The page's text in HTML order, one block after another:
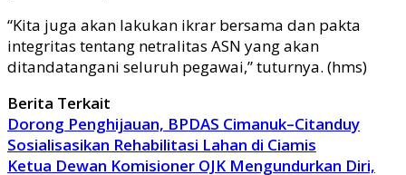
“Kita juga akan lakukan ikrar bersama dan pakta
integritas tentang netralitas ASN yang akan
ditandatangani seluruh pegawai,” tuturnya. (hms)
Berita Terkait
Dorong Penghijauan, BPDAS Cimanuk–Citanduy
Sosialisasikan Rehabilitasi Lahan di Ciamis
Ketua Dewan Komisioner OJK Mengundurkan Diri,